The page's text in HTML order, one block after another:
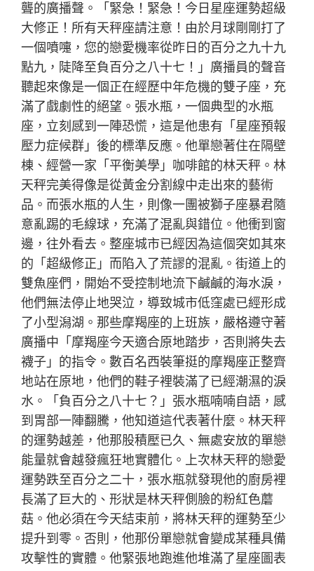
聾的廣播聲。「緊急！緊急！今日星座運勢超級
大修正！所有天秤座請注意！由於月球剛剛打了
一個噴嚏，您的戀愛機率從昨日的百分之九十九
點九，陡降至負百分之八十七！」廣播員的聲音
聽起來像是一個正在經歷中年危機的雙子座，充
滿了戲劇性的絕望。張水瓶，一個典型的水瓶
座，立刻感到一陣恐慌，這是他患有「星座預報
壓力症候群」後的標準反應。他單戀著住在隔壁
棟、經營一家「平衡美學」咖啡館的林天秤。林
天秤完美得像是從黃金分割線中走出來的藝術
品。而張水瓶的人生，則像一團被獅子座暴君隨
意亂踢的毛線球，充滿了混亂與錯位。他衝到窗
邊，往外看去。整座城市已經因為這個突如其來
的「超級修正」而陷入了荒謬的混亂。街道上的
雙魚座們，開始不受控制地流下鹹鹹的海水淚，
他們無法停止地哭泣，導致城市低窪處已經形成
了小型潟湖。那些摩羯座的上班族，嚴格遵守著
廣播中「摩羯座今天適合原地踏步，否則將失去
襪子」的指令。數百名西裝筆挺的摩羯座正整齊
地站在原地，他們的鞋子裡裝滿了已經潮濕的淚
水。「負百分之八十七？」張水瓶喃喃自語，感
到胃部一陣翻騰，他知道這代表著什麼。林天秤
的運勢越差，他那股積壓已久、無處安放的單戀
能量就會越發瘋狂地實體化。上次林天秤的戀愛
運勢跌至百分之二十，張水瓶就發現他的廚房裡
長滿了巨大的、形狀是林天秤側臉的粉紅色蘑
菇。他必須在今天結束前，將林天秤的運勢至少
提升到零。否則，他那份單戀就會變成某種具備
攻擊性的實體。他緊張地跑進他堆滿了星座圖表